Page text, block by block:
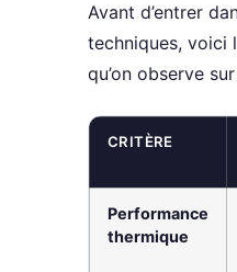
Avant d’entrer
techniques, voici
qu’on observe
CRITÈRE
Performance
thermique